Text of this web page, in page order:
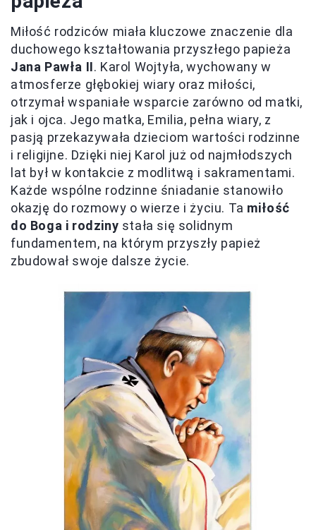
Miłość rodziców miała kluczowe znaczenie dla
duchowego kształtowania przyszłego papieża
Jana Pawła II. Karol Wojtyła, wychowany w
atmosferze głębokiej wiary oraz miłości,
otrzymał wspaniałe wsparcie zarówno od matki,
jak i ojca. Jego matka, Emilia, pełna wiary, z
pasją przekazywała dzieciom wartości rodzinne
i religijne. Dzięki niej Karol już od najmłodszych
lat był w kontakcie z modlitwą i sakramentami.
Każde wspólne rodzinne śniadanie stanowiło
okazję do rozmowy o wierze i życiu. Ta miłość
do Boga i rodziny stała się solidnym
fundamentem, na którym przyszły papież
zbudował swoje dalsze życie.